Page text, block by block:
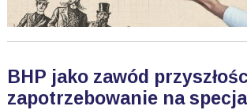
BHP jako zawód
zapotrzebowanie na